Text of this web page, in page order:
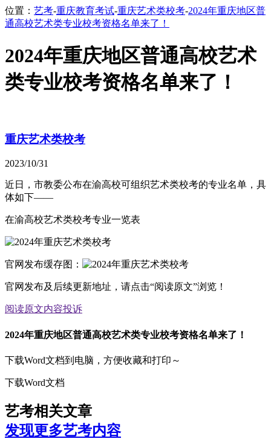
位置： 艺考-重庆教育考试-重庆艺术类校考-2024年重庆地区普
通高校艺术类专业校考资格名单来了！
2024年重庆地区普通高校艺术
类专业校考资格名单来了！
重庆艺术类校考
2023/10/31
近日，市教委公布在渝高校可组织艺术类校考的专业名单，具
体如下——
在渝高校艺术类校考专业一览表
官网发布缓存图：
官网发布及后续更新地址，请点击“阅读原文”浏览！
阅读原文内容投诉
2024年重庆地区普通高校艺术类专业校考资格名单来了！
下载Word文档到电脑，方便收藏和打印～
下载Word文档
艺考相关文章
发现更多艺考内容